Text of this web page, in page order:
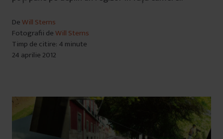
DeWill Sterns
Fotografii deWill Sterns
Timp de citire: 4 minute
24 aprilie 2012